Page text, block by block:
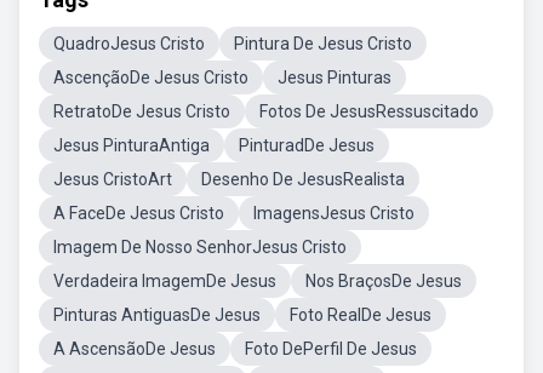
QuadroJesus Cristo
Pintura De Jesus Cristo
AscençãoDe Jesus Cristo
Jesus Pinturas
RetratoDe Jesus Cristo
Fotos De JesusRessuscitado
Jesus PinturaAntiga
PinturadDe Jesus
Jesus CristoArt
Desenho De JesusRealista
A FaceDe Jesus Cristo
ImagensJesus Cristo
Imagem De Nosso SenhorJesus Cristo
Verdadeira ImagemDe Jesus
Nos BraçosDe Jesus
Pinturas AntiguasDe Jesus
Foto RealDe Jesus
A AscensãoDe Jesus
Foto DePerfil De Jesus